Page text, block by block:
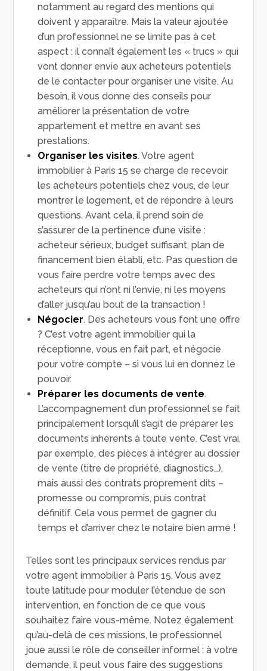
notamment au regard des mentions qui
doivent y apparaître. Mais la valeur ajoutée
d’un professionnel ne se limite pas à cet
aspect : il connaît également les « trucs » qui
vont donner envie aux acheteurs potentiels
de le contacter pour organiser une visite. Au
besoin, il vous donne des conseils pour
améliorer la présentation de votre
appartement et mettre en avant ses
prestations.
Organiser les visites. Votre agent
immobilier à Paris 15 se charge de recevoir
les acheteurs potentiels chez vous, de leur
montrer le logement, et de répondre à leurs
questions. Avant cela, il prend soin de
s’assurer de la pertinence d’une visite :
acheteur sérieux, budget suffisant, plan de
financement bien établi, etc. Pas question de
vous faire perdre votre temps avec des
acheteurs qui n’ont ni l’envie, ni les moyens
d’aller jusqu’au bout de la transaction !
Négocier. Des acheteurs vous font une offre
? C’est votre agent immobilier qui la
réceptionne, vous en fait part, et négocie
pour votre compte – si vous lui en donnez le
pouvoir.
Préparer les documents de vente.
L’accompagnement d’un professionnel se fait
principalement lorsqu’il s’agit de préparer les
documents inhérents à toute vente. C’est vrai,
par exemple, des pièces à intégrer au dossier
de vente (titre de propriété, diagnostics…),
mais aussi des contrats proprement dits –
promesse ou compromis, puis contrat
définitif. Cela vous permet de gagner du
temps et d’arriver chez le notaire bien armé !
Telles sont les principaux services rendus par
votre agent immobilier à Paris 15. Vous avez
toute latitude pour moduler l’étendue de son
intervention, en fonction de ce que vous
souhaitez faire vous-même. Notez également
qu’au-delà de ces missions, le professionnel
joue aussi le rôle de conseiller informel : à votre
demande, il peut vous faire des suggestions